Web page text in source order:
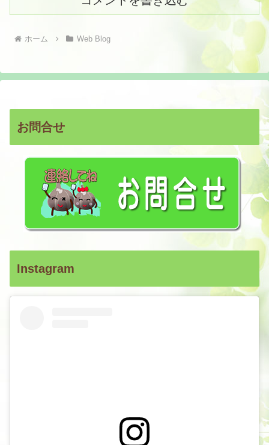
ホーム Web Blog
お問合せ
Instagram